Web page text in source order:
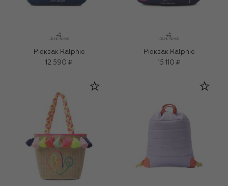
Рюкзак Ralphie
12 590 ₽
Рюкзак Ralphie
15 110 ₽